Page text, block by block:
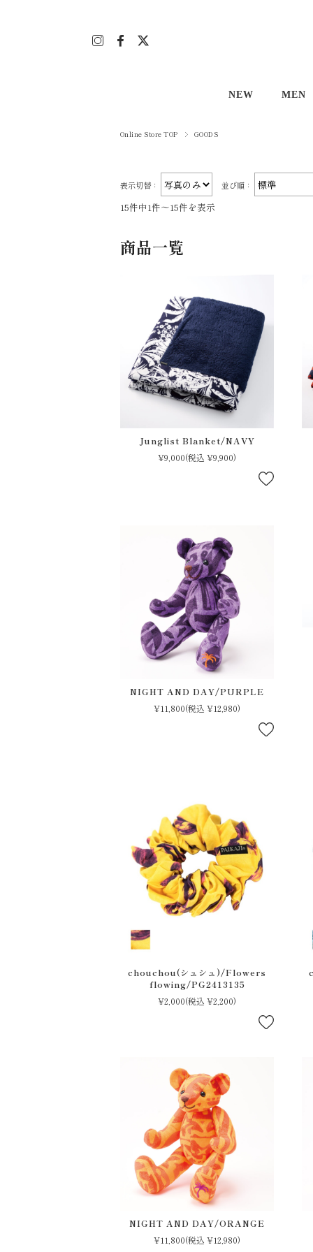
NEW
その他
MEN
Online Store TOP GOODS
表示切替： 並び順：
15件中1件～15件を表示
商品一覧
Junglist Blanket/NAVY
¥9,000(税込 ¥9,900)
NIGHT AND DAY/PURPLE
¥11,800(税込 ¥12,980)
chouchou(シュシュ)/Flowers
flowing/PG2413135
¥2,000(税込 ¥2,200)
NIGHT AND DAY/ORANGE
¥11,800(税込 ¥12,980)